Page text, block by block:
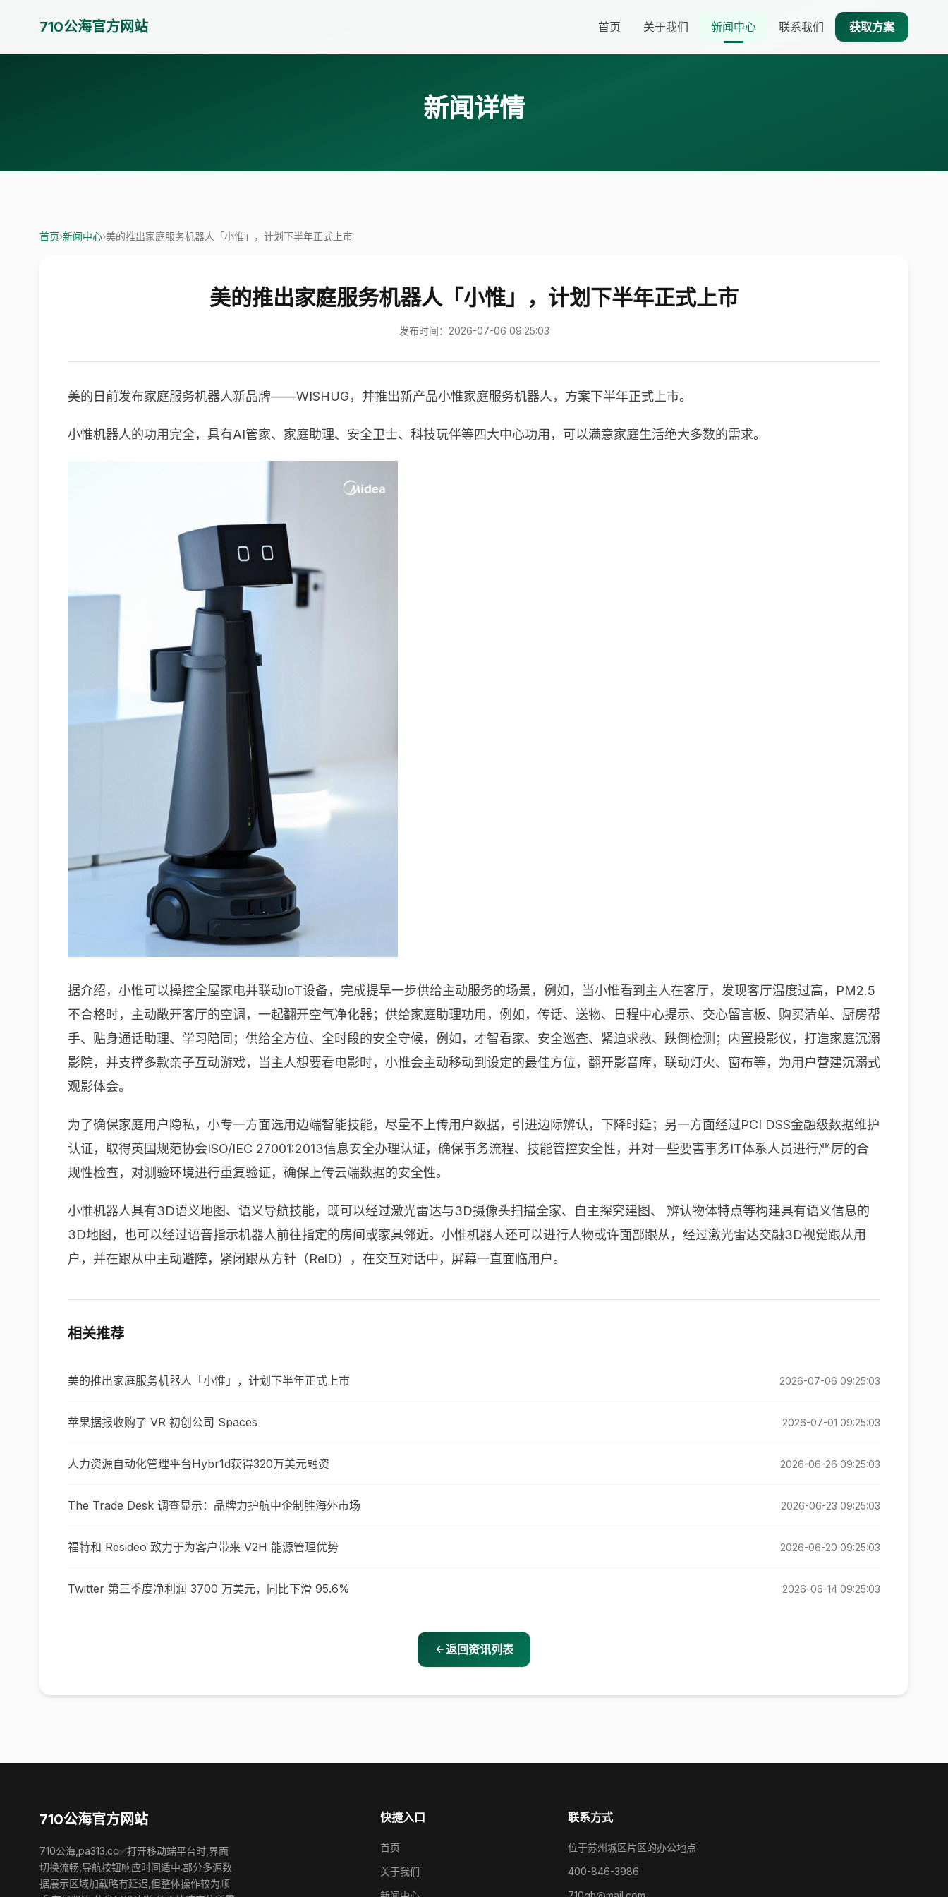
710公海官方网站 首页 关于我们 新闻中心 联系我们 获取方案
新闻详情
首页›新闻中心›美的推出家庭服务机器人「小惟」，计划下半年正式上市
美的推出家庭服务机器人「小惟」，计划下半年正式上市
发布时间：2026-07-06 09:25:03
美的日前发布家庭服务机器人新品牌——WISHUG，并推出新产品小惟家庭服务机器人，方案下半年正式上市。
小惟机器人的功用完全，具有AI管家、家庭助理、安全卫士、科技玩伴等四大中心功用，可以满意家庭生活绝大多数的需求。
据介绍，小惟可以操控全屋家电并联动IoT设备，完成提早一步供给主动服务的场景，例如，当小惟看到主人在客厅，发现客厅温度过高，PM2.5
不合格时，主动敞开客厅的空调，一起翻开空气净化器；供给家庭助理功用，例如，传话、送物、日程中心提示、交心留言板、购买清单、厨房帮
手、贴身通话助理、学习陪同；供给全方位、全时段的安全守候，例如，才智看家、安全巡查、紧迫求救、跌倒检测；内置投影仪，打造家庭沉溺
影院，并支撑多款亲子互动游戏，当主人想要看电影时，小惟会主动移动到设定的最佳方位，翻开影音库，联动灯火、窗布等，为用户营建沉溺式
观影体会。
为了确保家庭用户隐私，小专一方面选用边端智能技能，尽量不上传用户数据，引进边际辨认，下降时延；另一方面经过PCI DSS金融级数据维护
认证，取得英国规范协会ISO/IEC 27001:2013信息安全办理认证，确保事务流程、技能管控安全性，并对一些要害事务IT体系人员进行严厉的合
规性检查，对测验环境进行重复验证，确保上传云端数据的安全性。
小惟机器人具有3D语义地图、语义导航技能，既可以经过激光雷达与3D摄像头扫描全家、自主探究建图、 辨认物体特点等构建具有语义信息的
3D地图，也可以经过语音指示机器人前往指定的房间或家具邻近。小惟机器人还可以进行人物或许面部跟从，经过激光雷达交融3D视觉跟从用
户，并在跟从中主动避障，紧闭跟从方针（RelD），在交互对话中，屏幕一直面临用户。
相关推荐
美的推出家庭服务机器人「小惟」，计划下半年正式上市 2026-07-06 09:25:03
苹果据报收购了 VR 初创公司 Spaces 2026-07-01 09:25:03
人力资源自动化管理平台Hybr1d获得320万美元融资 2026-06-26 09:25:03
The Trade Desk 调查显示：品牌力护航中企制胜海外市场 2026-06-23 09:25:03
福特和 Resideo 致力于为客户带来 V2H 能源管理优势 2026-06-20 09:25:03
Twitter 第三季度净利润 3700 万美元，同比下滑 95.6% 2026-06-14 09:25:03
返回资讯列表
710公海官方网站
710公海,pa313.cc✅打开移动端平台时,界面
切换流畅,导航按钮响应时间适中.部分多源数
据展示区域加载略有延迟,但整体操作较为顺
快捷入口
首页
关于我们
联系方式
位于苏州城区片区的办公地点
400-846-3986